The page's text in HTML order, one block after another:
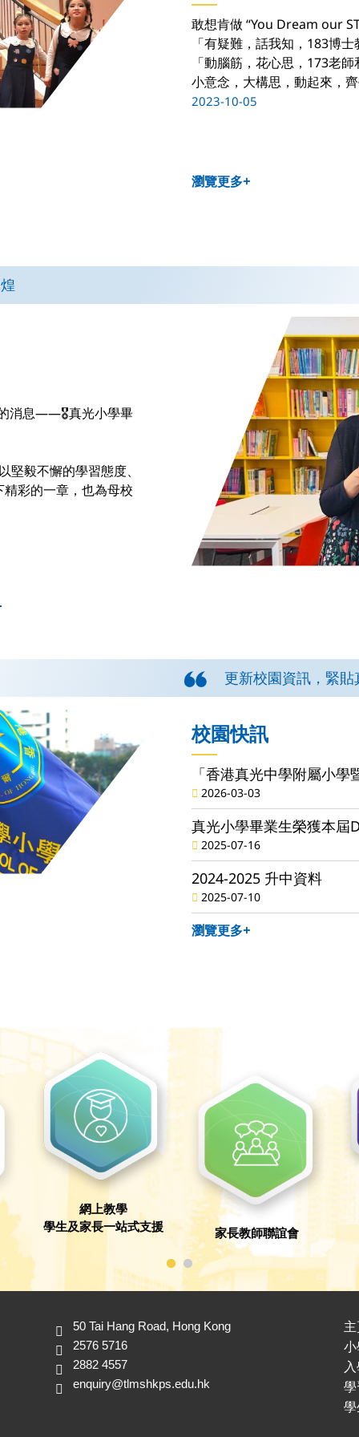
敢想肯做 “You Dream our
「有疑難，話我知，183博
「動腦筋，花心思，173老
小意念，大構思，動起來，
2023-10-05
瀏覽更多+
的消息——🎖️真光小學畢
毅不懈的學習態度、
彩的一章，也為母校
更新校園資訊，緊貼
校園快訊
「香港真光中學附屬小
2026-03-03
真光小學畢業生榮獲本屆
2025-07-16
2024-2025 升中資料
2025-07-10
瀏覽更多+
網上教學
學生及家長一站式支援
家長教師聯誼會
50 Tai Hang Road, Hong Kong
2576 5716
2882 4557
enquiry@tlmshkps.edu.hk
小
學
學